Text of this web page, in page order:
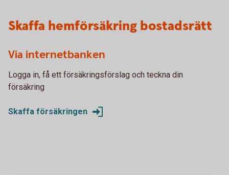
Skaffa hemförsäkring bostadsrätt
Via internetbanken
Logga in, få ett försäkringsförslag och teckna din
försäkring
Skaffa försäkringen